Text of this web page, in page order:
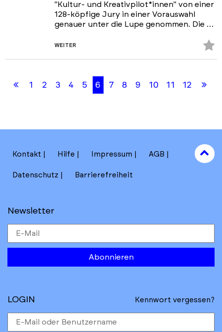
"Kultur- und Kreativpilot*innen" von einer
128-köpfige Jury in einer Vorauswahl
genauer unter die Lupe genommen. Die …
WEITER
Erste
1 2 3 4 5 6 7 8 9 10 11 12
Kontakt Hilfe Impressum AGB
Datenschutz Barrierefreiheit
Newsletter
Abonnieren
to
top
LOGIN Kennwort vergessen?